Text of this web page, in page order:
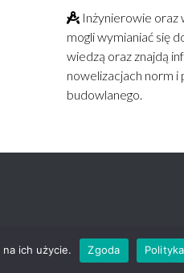
Inżynierowie oraz
mogli wymianiać się
wiedzą oraz znajdą
nowelizacjach norm i
budowlanego.
ich użycie. Zgoda